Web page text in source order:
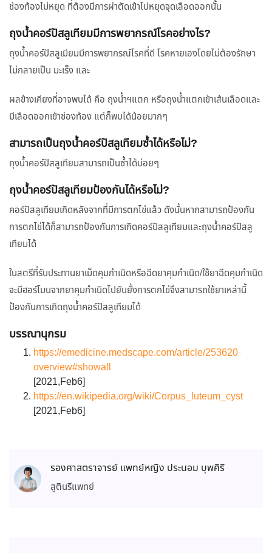
ช่องท้องไม่หยุด ที่ต้องมีการผ่าตัดเข้าไปหยุดจุดเลือดออกนั้น
ถุงน้ำคอร์ปัสลูเทียมมีการพยากรณ์โรคอย่างไร?
ถุงน้ำคอร์ปัสลูเมียมมีการพยากรณ์โรคที่ดี โรคหายเองโดยไม่ต้องรักษา
ไม่กลายเป็น มะเร็ง และ
ผลข้างเคียงที่อาจพบได้ คือ ถุงน้ำฯแตก หรือถุงน้ำแตกเข้าเส้นเลือดและ
มีเลือดออกเข้าช่องท้อง แต่ก็พบได้น้อยมากๆ
สามารถเป็นถุงน้ำคอร์ปัสลูเทียมซ้ำได้หรือไม่?
ถุงน้ำคอร์ปัสลูเทียมสามารถเป็นซ้ำได้บ่อยๆ
ถุงน้ำคอร์ปัสลูเทียมป้องกันได้หรือไม่?
คอร์ปัสลูเทียมเกิดหลังจากที่มีการตกไข่แล้ว ดังนั้นหากสามารถป้องกัน
การตกไข่ได้ก็สามารถป้องกันการเกิดคอร์ปัสลูเทียมและถุงน้ำคอร์ปัสลู
เทียมได้
ในสตรีที่รับประทานยาเม็ดคุมกำเนิดหรือฉีดยาคุมกำเนิด/ใช้ยาฉีดคุมกำเนิด
จะมีฮอร์โมนจากยาคุมกำเนิดไปยับยั้งการตกไข่จึงสามารถใช้ยาเหล่านี้
ป้องกันการเกิดถุงน้ำคอร์ปัสลูเทียมได้
บรรณานุกรม
https://emedicine.medscape.com/article/253620-
overview#showall
[2021,Feb6]
https://en.wikipedia.org/wiki/Corpus_luteum_cyst
[2021,Feb6]
รองศาสตราจารย์ แพทย์หญิง ประนอม บุพศิริ
สูตินรีแพทย์